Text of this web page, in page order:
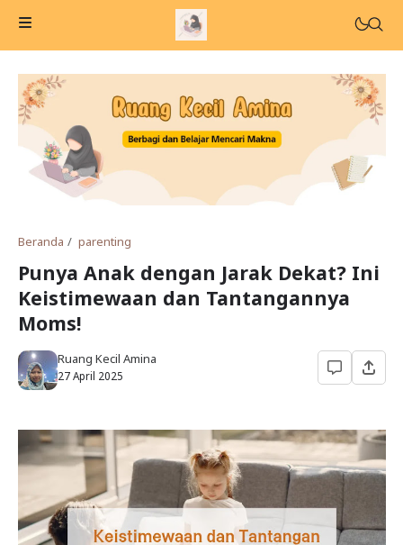
Beranda parenting
Punya Anak dengan Jarak Dekat? Ini
Keistimewaan dan Tantangannya
Moms!
Ruang Kecil Amina
27 April 2025